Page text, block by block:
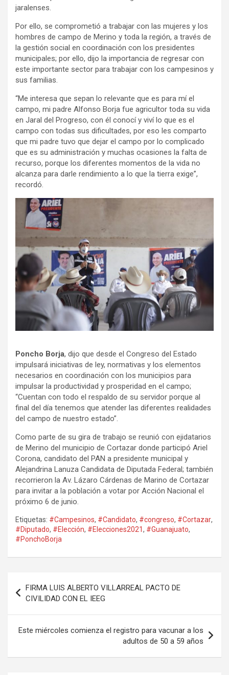
jaralenses.
Por ello, se comprometió a trabajar con las mujeres y los
hombres de campo de Merino y toda la región, a través de
la gestión social en coordinación con los presidentes
municipales; por ello, dijo la importancia de regresar con
este importante sector para trabajar con los campesinos y
sus familias.
“Me interesa que sepan lo relevante que es para mí el
campo, mi padre Alfonso Borja fue agricultor toda su vida
en Jaral del Progreso, con él conocí y viví lo que es el
campo con todas sus dificultades, por eso les comparto
que mi padre tuvo que dejar el campo por lo complicado
que es su administración y muchas ocasiones la falta de
recurso, porque los diferentes momentos de la vida no
alcanza para darle rendimiento a lo que la tierra exige”,
recordó.
Poncho Borja, dijo que desde el Congreso del Estado
impulsará iniciativas de ley, normativas y los elementos
necesarios en coordinación con los municipios para
impulsar la productividad y prosperidad en el campo;
“Cuentan con todo el respaldo de su servidor porque al
final del día tenemos que atender las diferentes realidades
del campo de nuestro estado”.
Como parte de su gira de trabajo se reunió con ejidatarios
de Merino del municipio de Cortazar donde participó Ariel
Corona, candidato del PAN a presidente municipal y
Alejandrina Lanuza Candidata de Diputada Federal; también
recorrieron la Av. Lázaro Cárdenas de Marino de Cortazar
para invitar a la población a votar por Acción Nacional el
próximo 6 de junio.
Etiquetas: #Campesinos, #Candidato, #congreso, #Cortazar,
#Diputado, #Elección, #Elecciones2021, #Guanajuato,
#PonchoBorja
de
entradas
FIRMA LUIS ALBERTO VILLARREAL PACTO DE
CIVILIDAD CON EL IEEG
Este miércoles comienza el registro para vacunar a los
adultos de 50 a 59 años